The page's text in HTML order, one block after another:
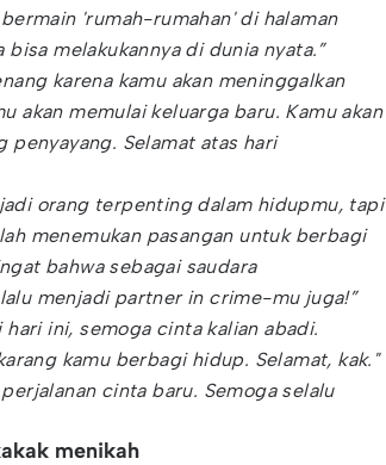
'rumah-rumahan' di halaman
melakukannya di dunia nyata.”
karena kamu akan meninggalkan
akan memulai keluarga baru. Kamu akan
penyayang. Selamat atas hari
orang terpenting dalam hidupmu, tapi
menemukan pasangan untuk berbagi
bahwa sebagai saudara
menjadi partner in crime-mu juga!”
hari ini, semoga cinta kalian abadi.
kamu berbagi hidup. Selamat, kak."
cinta baru. Semoga selalu
menikah